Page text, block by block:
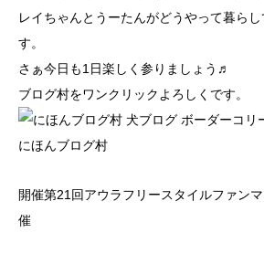
レイちゃんとうーたんがどうやって暮ら
す。
さぁ今日も1日楽しく参りましょう♬
ブログ村をワンクリックよろしくです。
にほんブログ村
開催第21回アウラフリースタイルファン
催